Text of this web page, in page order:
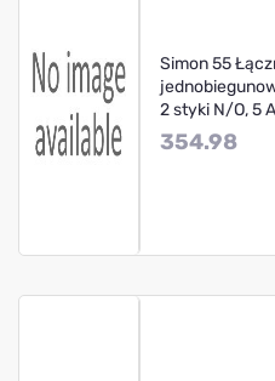
Simon 55
2 styki N/O, 5
354.98